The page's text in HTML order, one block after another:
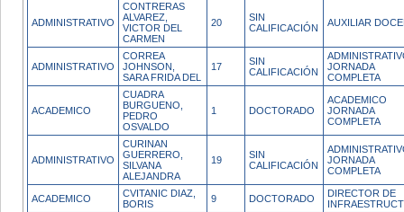
ADMINISTRATIVO
CONTRERAS
ALVAREZ,
VICTOR DEL
CARMEN
20
SIN
CALIFICACIÓN
AUXILIAR
ADMINISTRATIVO
CORREA
JOHNSON,
SARA FRIDA DEL
17
SIN
CALIFICACIÓN
JORNADA
COMPLETA
ACADEMICO
CUADRA
BURGUENO,
PEDRO
OSVALDO
1 DOCTORADO
ACADEMICO
JORNADA
COMPLETA
ADMINISTRATIVO
CURINAN
GUERRERO,
SILVANA
ALEJANDRA
19
SIN
CALIFICACIÓN
JORNADA
COMPLETA
ACADEMICO
CVITANIC DIAZ,
BORIS
9 DOCTORADO
DIRECTOR DE